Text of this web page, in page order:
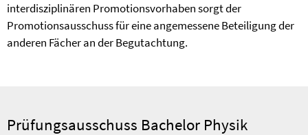
interdisziplinären Promotionsvorhaben sorgt der
Promotionsausschuss für eine angemessene Beteiligung der
anderen Fächer an der Begutachtung.
Prüfungsausschuss Bachelor Physik